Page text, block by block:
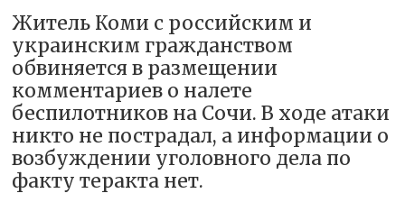
Житель Коми с российским и
украинским гражданством
обвиняется в размещении
комментариев о налете
беспилотников на Сочи. В ходе атаки
никто не пострадал, а информации о
возбуждении уголовного дела по
факту теракта нет.